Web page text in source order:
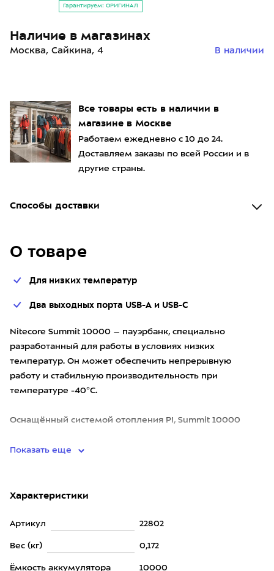
Все товары есть в наличии в
магазине в Москве
Работаем ежедневно с 10 до 24.
Доставляем заказы по всей России и в
другие страны.
Способы доставки
О товаре
Для низких температур
Два выходных порта USB-A и USB-C
Nitecore Summit 10000 – пауэрбанк, специально
разработанный для работы в условиях низких
температур. Он может обеспечить непрерывную
работу и стабильную производительность при
температуре -40°C.
Оснащённый системой отопления PI, Summit 10000
Показать еще
Характеристики
Артикул 22802
Вес (кг) 0,172
Ёмкость аккумулятора 10000
Гарантируем: ОРИГИНАЛ
Наличие в магазинах
Москва, Сайкина, 4 В наличии